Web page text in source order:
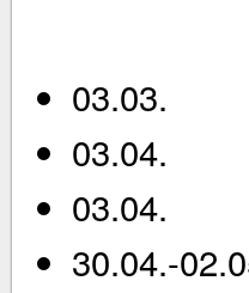
03.03.
03.04.
30.04.-